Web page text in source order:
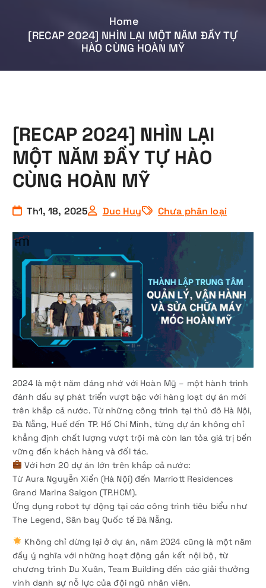
Home
[RECAP 2024] NHÌN LẠI MỘT NĂM ĐẦY TỰ
HÀO CÙNG HOÀN MỸ
[RECAP 2024] NHÌN LẠI
MỘT NĂM ĐẦY TỰ HÀO
CÙNG HOÀN MỸ
Th1, 18, 2025 Duc Huy Chưa phân loại
2024 là một năm đáng nhớ với Hoàn Mỹ – một hành trình
đánh dấu sự phát triển vượt bậc với hàng loạt dự án mới
trên khắp cả nước. Từ những công trình tại thủ đô Hà Nội,
Đà Nẵng, Huế đến TP. Hồ Chí Minh, từng dự án không chỉ
khẳng định chất lượng vượt trội mà còn lan tỏa giá trị bền
vững đến khách hàng và đối tác.
Với hơn 20 dự án lớn trên khắp cả nước:
Từ Aura Nguyễn Xiển (Hà Nội) đến Marriott Residences
Grand Marina Saigon (TP.HCM).
Ứng dụng robot tự động tại các công trình tiêu biểu như
The Legend, Sân bay Quốc tế Đà Nẵng.
Không chỉ dừng lại ở dự án, năm 2024 cũng là một năm
đầy ý nghĩa với những hoạt động gắn kết nội bộ, từ
chương trình Du Xuân, Team Building đến các giải thưởng
vinh danh sự nỗ lực của đội ngũ nhân viên.